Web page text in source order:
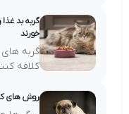
گربه بد
خورند
گربه
کلافه
روش های